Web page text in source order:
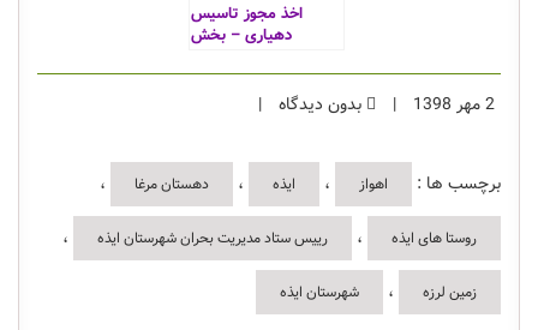
اخذ مجوز تاسیس
دهیاری – بخش
چگنی
2 مهر 1398 | بدون دیدگاه |
برچسب ها : اهواز ، ایذه ، دهستان مرغا ،
روستا های ایذه ، رییس ستاد مدیریت بحران شهرستان ایذه ،
زمین لرزه ، شهرستان ایذه